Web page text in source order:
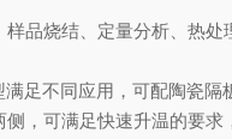
样品烧结、定量分析、热处
满足不同应用，可配陶瓷隔
侧，可满足快速升温的要求